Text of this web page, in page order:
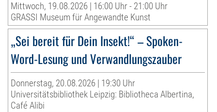
Mittwoch, 19.08.2026 | 16:00 Uhr - 21:00 Uhr
GRASSI Museum für Angewandte Kunst
„Sei bereit für Dein Insekt!“ – Spoken-
Word-Lesung und Verwandlungszauber
Donnerstag, 20.08.2026 | 19:30 Uhr
Universitätsbibliothek Leipzig: Bibliotheca Albertina,
Café Alibi